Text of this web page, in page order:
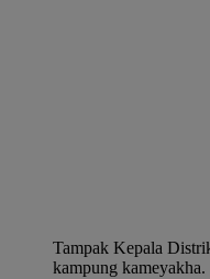
Tampak Kepala
kampung kameyakha.